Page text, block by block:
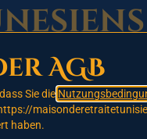
prioritäre Warteliste
AGB
Sie die
haben.